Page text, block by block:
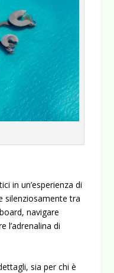
in un’esperienza di
silenziosamente tra
navigare
l’adrenalina di
sia per chi è